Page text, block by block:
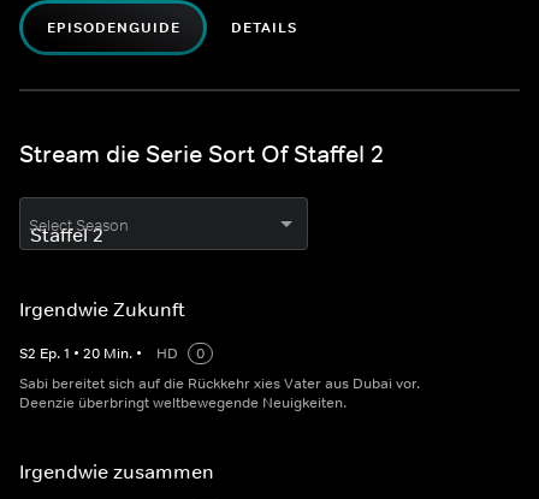
EPISODENGUIDE DETAILS
Stream die Serie Sort Of Staffel 2
Select Season
Irgendwie Zukunft
S2 Ep.1 • 20 Min. • HD
0
Sabi bereitet sich auf die Rückkehr xies Vater aus Dubai vor.
Deenzie überbringt weltbewegende Neuigkeiten.
Irgendwie zusammen